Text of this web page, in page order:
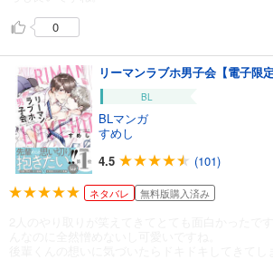
0
リーマンラブホ男子会【電子限
BL
BLマンガ
すめし
4.5
(101)
ネタバレ 無料版購入済み